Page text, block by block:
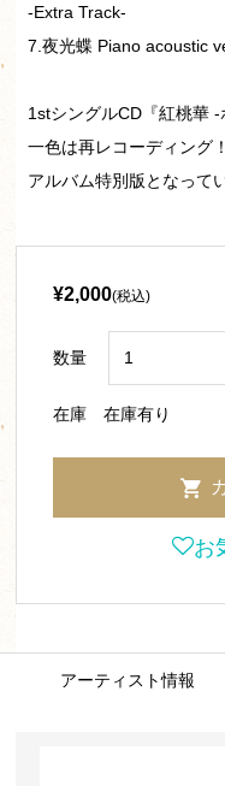
-Extra Track-
7.夜光蝶 Piano acoustic
1stシングルCD『紅桃華
一色は再レコーディング！
アルバム特別版となって
¥2,000(税込)
数量
在庫 在庫有り
お
アーティスト情報